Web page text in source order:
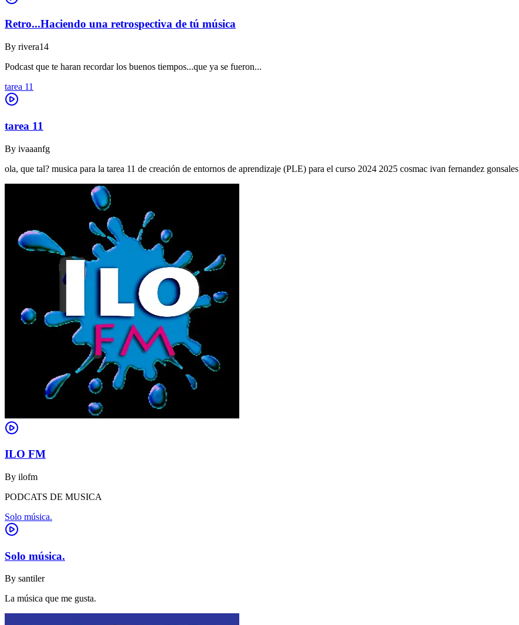
Retro...Haciendo una retrospectiva de tú música
By rivera14
Podcast que te haran recordar los buenos tiempos...que ya se fueron...
tarea 11
tarea 11
By ivaaanfg
ola, que tal? musica para la tarea 11 de creación de entornos de aprendizaje (PLE) para el curso 2024 2025 cosmac ivan fernandez gonsales
ILO FM
By ilofm
PODCATS DE MUSICA
Solo música.
Solo música.
By santiler
La música que me gusta.